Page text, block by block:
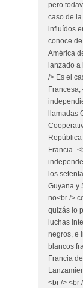
pero
caso de
influídos
conoce
América
lanzado
/> Es el
llamadas
Francia.-
los
Guyana y
no<br />
quizás lo
luchas
negros, e
blancos
Francia
<br /> <br